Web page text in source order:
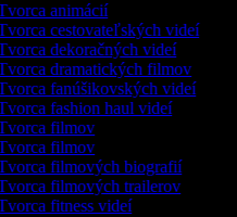
animácií
cestovateľských videí
dekoračných videí
dramatických filmov
fanúšikovských videí
fashion haul videí
filmov
filmov
filmových biografií
filmových trailerov
fitness videí